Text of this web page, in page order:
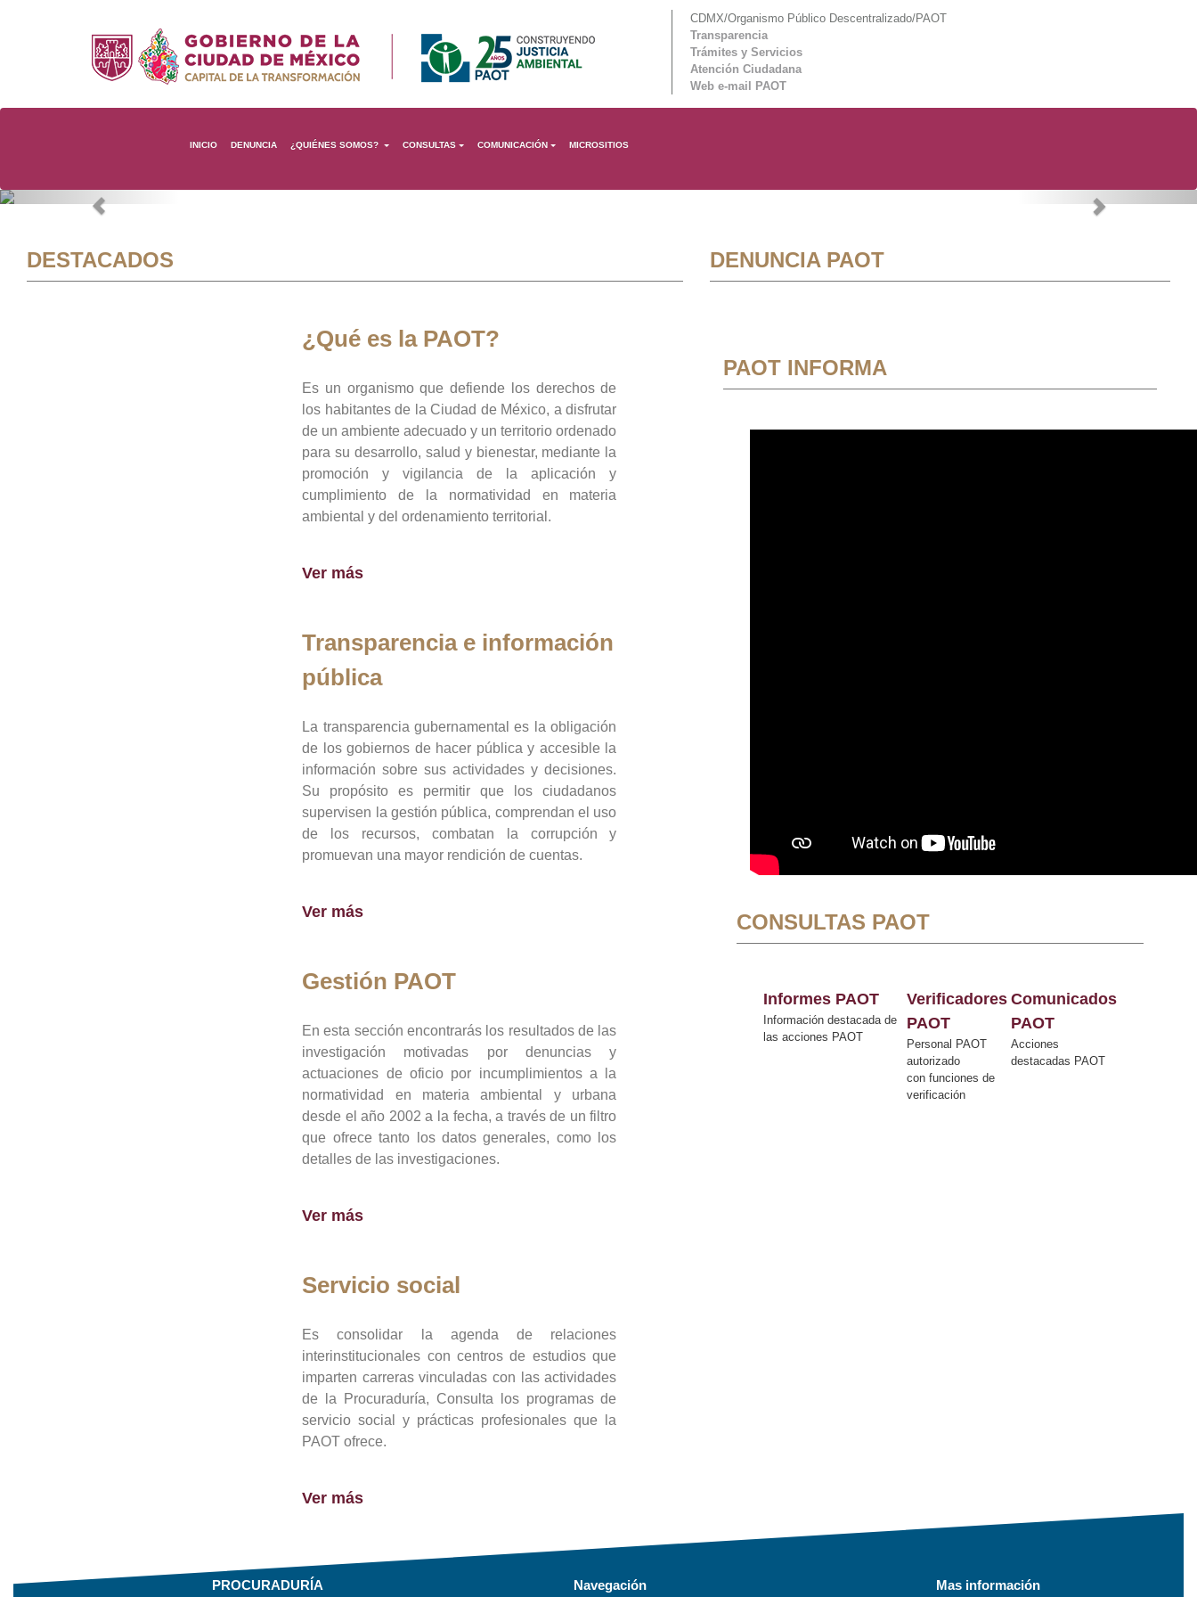
CDMX/Organismo Público Descentralizado/PAOT
Transparencia
Trámites y Servicios
Atención Ciudadana
Web e-mail PAOT
INICIO DENUNCIA ¿QUIÉNES SOMOS? CONSULTAS COMUNICACIÓN MICROSITIOS
Previous Next
DESTACADOS
¿Qué es la PAOT?
Es un organismo que defiende los derechos de
los habitantes de la Ciudad de México, a disfrutar
de un ambiente adecuado y un territorio ordenado
para su desarrollo, salud y bienestar, mediante la
promoción y vigilancia de la aplicación y
cumplimiento de la normatividad en materia
ambiental y del ordenamiento territorial.
Ver más
Transparencia e información
pública
La transparencia gubernamental es la obligación
de los gobiernos de hacer pública y accesible la
información sobre sus actividades y decisiones.
Su propósito es permitir que los ciudadanos
supervisen la gestión pública, comprendan el uso
de los recursos, combatan la corrupción y
promuevan una mayor rendición de cuentas.
Ver más
Gestión PAOT
En esta sección encontrarás los resultados de las
investigación motivadas por denuncias y
actuaciones de oficio por incumplimientos a la
normatividad en materia ambiental y urbana
desde el año 2002 a la fecha, a través de un filtro
que ofrece tanto los datos generales, como los
detalles de las investigaciones.
Ver más
Servicio social
Es consolidar la agenda de relaciones
interinstitucionales con centros de estudios que
imparten carreras vinculadas con las actividades
de la Procuraduría, Consulta los programas de
servicio social y prácticas profesionales que la
PAOT ofrece.
Ver más
DENUNCIA PAOT
PAOT INFORMA
CONSULTAS PAOT
Informes PAOT
Información destacada de
las acciones PAOT
Verificadores
PAOT
Personal PAOT
autorizado
con funciones de
verificación
Comunicados
PAOT
Acciones
destacadas PAOT
PROCURADURÍA Navegación Mas información